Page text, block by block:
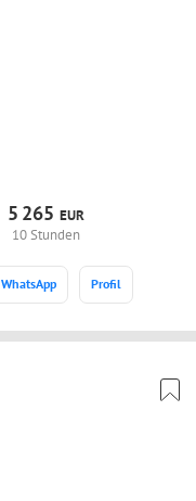
5 265EUR
10 Stunden
WhatsApp Profil